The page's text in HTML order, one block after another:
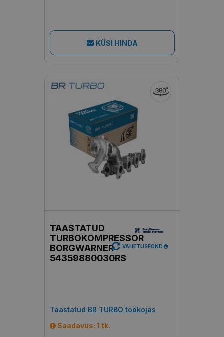
KÜSI HINDA
TAASTATUD
TURBOKOMPRESSOR
BORGWARNER
54359880030RS
Taastatud BR TURBO töökojas
Saadavus: 1 tk.
VAHETUSFOND